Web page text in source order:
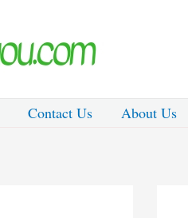
Contact Us About Us